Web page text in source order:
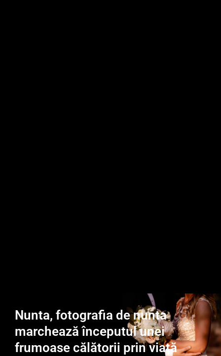
Nunta, fotografia de nunta
marchează începutul unei
frumoase călătorii prin viață